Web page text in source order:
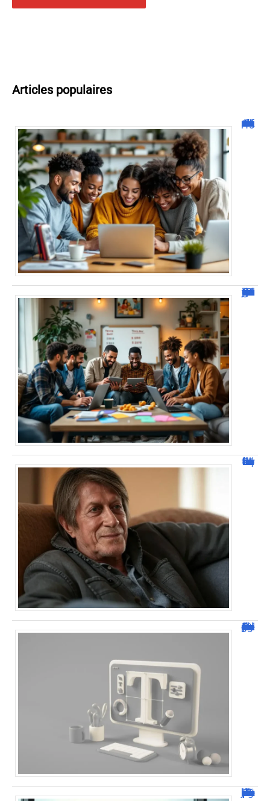
Articles populaires
Malgrim com : tout ce que vous devez savoir sur la plateforme !
JetPunk : Quiz et jeux de culture générale
Jacques Dutronc fortune : estimation et sources de richesse !
Dafont Police : guide complet pour télécharger !
Combien de jour pour un décès d’un parent à l’étranger ?